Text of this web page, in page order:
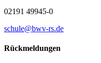
02191 49945-0
schule@bwv-rs.de
Rückmeldungen